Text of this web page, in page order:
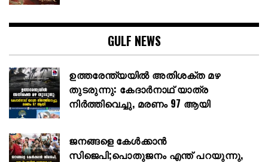
GULF NEWS
ഉത്തരേന്ത്യയിൽ അതിശക്ത മഴ
തുടരുന്നു: കേദാർനാഥ് യാത്ര
നിർത്തിവെച്ചു, മരണം 97 ആയി
ജനങ്ങളെ കേൾക്കാൻ
സിജെപി;പൊതുജനം എന്ത് പറയുന്നു,